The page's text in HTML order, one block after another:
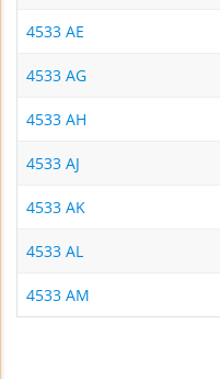
4533 AE
4533 AG
4533 AH
4533 AJ
4533 AK
4533 AL
4533 AM